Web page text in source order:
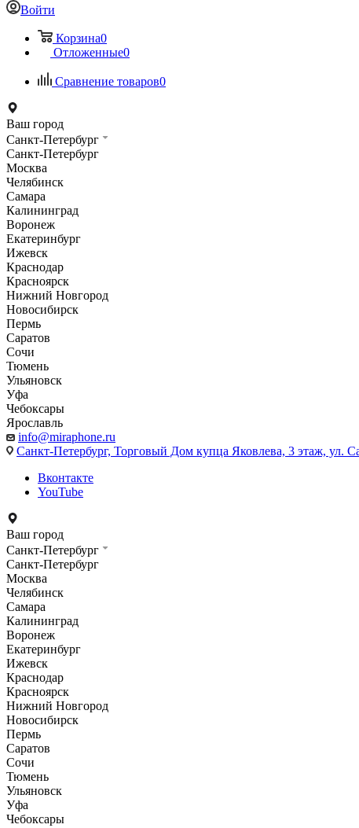
Войти
Корзина0
Отложенные0
Сравнение товаров0
Ваш город
Санкт-Петербург
Санкт-Петербург
Москва
Челябинск
Самара
Калининград
Воронеж
Екатеринбург
Ижевск
Краснодар
Красноярск
Нижний Новгород
Новосибирск
Пермь
Саратов
Сочи
Тюмень
Ульяновск
Уфа
Чебоксары
Ярославль
info@miraphone.ru
Санкт-Петербург, Торговый Дом купца Яковлева, 3 этаж, ул.
Вконтакте
YouTube
Ваш город
Санкт-Петербург
Санкт-Петербург
Москва
Челябинск
Самара
Калининград
Воронеж
Екатеринбург
Ижевск
Краснодар
Красноярск
Нижний Новгород
Новосибирск
Пермь
Саратов
Сочи
Тюмень
Ульяновск
Уфа
Чебоксары